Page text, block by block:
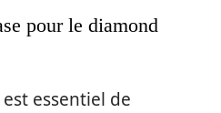
pour le diamond
essentiel de